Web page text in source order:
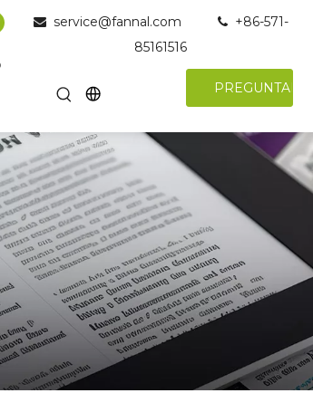
 service@fannal.com +86-571-
85161516
PREGUNTAR